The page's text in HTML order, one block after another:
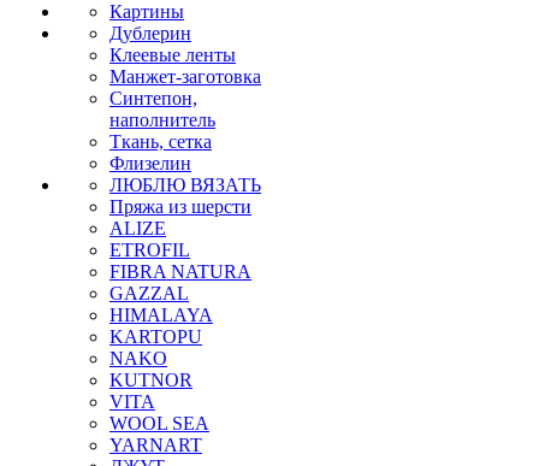
Картины
Дублерин
Клеевые ленты
Манжет-заготовка
Синтепон,
наполнитель
Ткань, сетка
Флизелин
ЛЮБЛЮ ВЯЗАТЬ
Пряжа из шерсти
ALIZE
ETROFIL
FIBRA NATURA
GAZZAL
HIMALAYA
KARTOPU
NAKO
KUTNOR
VITA
WOOL SEA
YARNART